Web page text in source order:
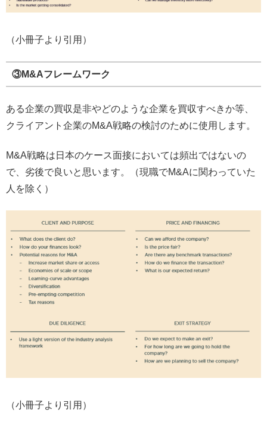
（小冊子より引用）
③M&Aフレームワーク
ある企業の買収是非やどのような企業を買収すべきか等、
クライアント企業のM&A戦略の検討のために使用します。
M&A戦略は日本のケース面接においては頻出ではないの
で、劣後で良いと思います。（現職でM&Aに関わっていた
人を除く）
（小冊子より引用）